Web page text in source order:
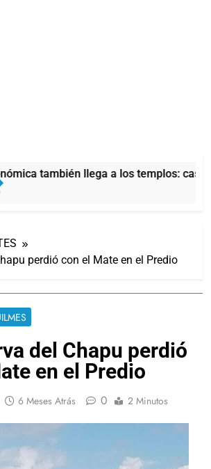
también llega a los templos: casi
perdió con el Mate en el Predio
del Chapu perdió
en el Predio
6 Meses Atrás 0 2 Minutos